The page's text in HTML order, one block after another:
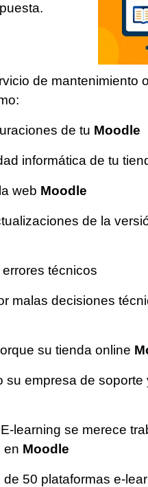
de mantenimiento
de tu Moodle
informática de tu
web Moodle
de la
técnicos
malas decisiones
su tienda online
su empresa de soporte
learning se merece
en Moodle
50 plataformas e-